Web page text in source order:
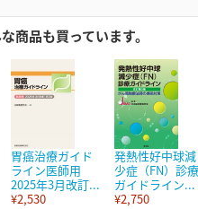
商品も買っています。
胃癌治療ガイド
ライン医師用
2025年3月改訂...
¥2,530
発熱性好中球減
少症（FN）診療
ガイドライン...
¥2,750